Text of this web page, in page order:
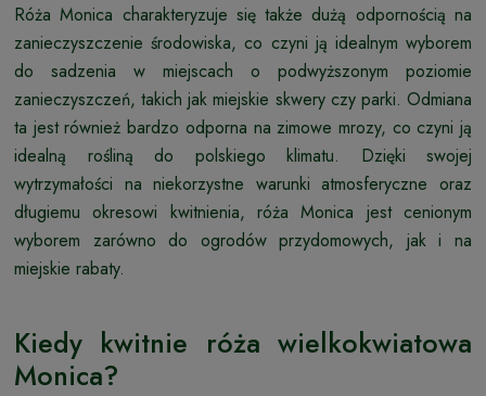
Róża Monica charakteryzuje się także dużą odpornością na
zanieczyszczenie środowiska, co czyni ją idealnym wyborem
do sadzenia w miejscach o podwyższonym poziomie
zanieczyszczeń, takich jak miejskie skwery czy parki. Odmiana
ta jest również bardzo odporna na zimowe mrozy, co czyni ją
idealną rośliną do polskiego klimatu. Dzięki swojej
wytrzymałości na niekorzystne warunki atmosferyczne oraz
długiemu okresowi kwitnienia, róża Monica jest cenionym
wyborem zarówno do ogrodów przydomowych, jak i na
miejskie rabaty.
Kiedy kwitnie róża wielkokwiatowa
Monica?